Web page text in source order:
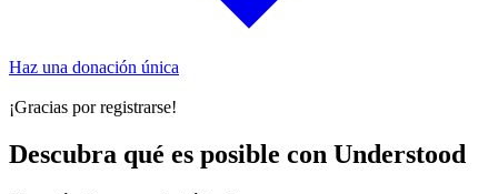
Haz una donación única
¡Gracias por registrarse!
Descubra qué es posible con Understood